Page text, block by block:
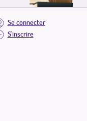
Se connecter
S'inscrire